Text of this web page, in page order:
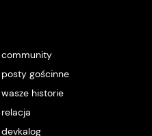
community
posty gościnne
wasze historie
relacja
devkalog